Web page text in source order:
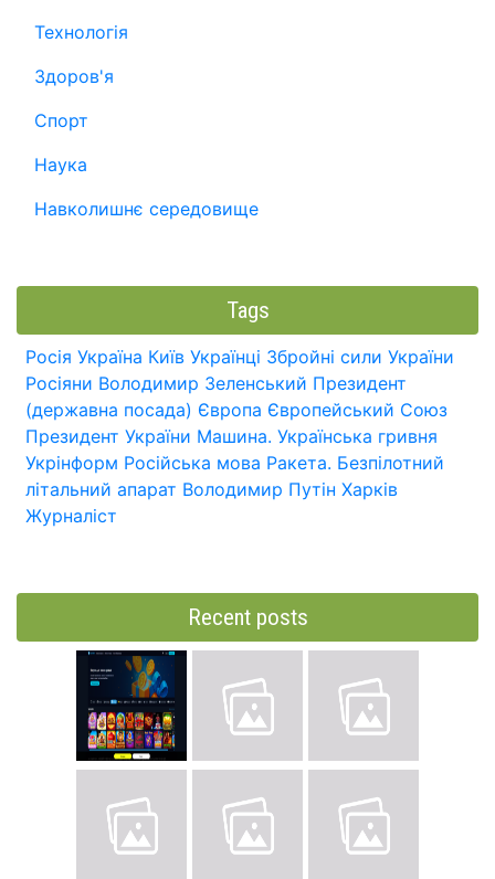
Технологія
Здоров'я
Спорт
Наука
Навколишнє середовище
Tags
Росія Україна Київ Українці Збройні сили України
Росіяни Володимир Зеленський Президент
(державна посада) Європа Європейський Союз
Президент України Машина. Українська гривня
Укрінформ Російська мова Ракета. Безпілотний
літальний апарат Володимир Путін Харків
Журналіст
Recent posts